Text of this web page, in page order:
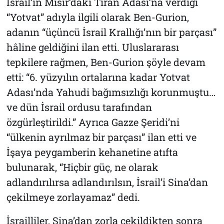
“Yotvat” adıyla ilgili olarak Ben-Gurion,
adanın “üçüncü İsrail Krallığı’nın bir parçası”
hâline geldiğini ilan etti. Uluslararası
tepkilere rağmen, Ben-Gurion şöyle devam
etti: “6. yüzyılın ortalarına kadar Yotvat
Adası’nda Yahudi bağımsızlığı korunmuştu…
ve dün İsrail ordusu tarafından
özgürleştirildi.” Ayrıca Gazze Şeridi’ni
“ülkenin ayrılmaz bir parçası” ilan etti ve
İşaya peygamberin kehanetine atıfta
bulunarak, “Hiçbir güç, ne olarak
adlandırılırsa adlandırılsın, İsrail’i Sina’dan
çekilmeye zorlayamaz” dedi.
İsrailliler, Sina’dan zorla çekildikten sonra